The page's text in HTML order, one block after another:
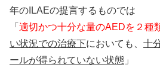
年のILAEの提言するものでは
「 適切かつ十分な量のAEDを２種
い状況での治療下においても、 十
ールが得られていない状態 」